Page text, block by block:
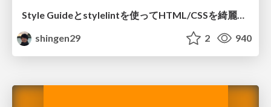
shingen29
2 940